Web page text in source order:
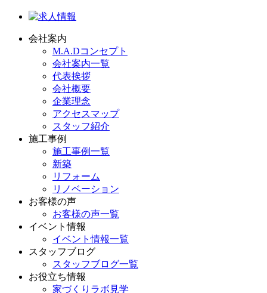
会社案内
M.A.Dコンセプト
会社案内一覧
代表挨拶
会社概要
企業理念
アクセスマップ
スタッフ紹介
施工事例
施工事例一覧
新築
リフォーム
リノベーション
お客様の声
お客様の声一覧
イベント情報
イベント情報一覧
スタッフブログ
スタッフブログ一覧
お役立ち情報
家づくりラボ見学